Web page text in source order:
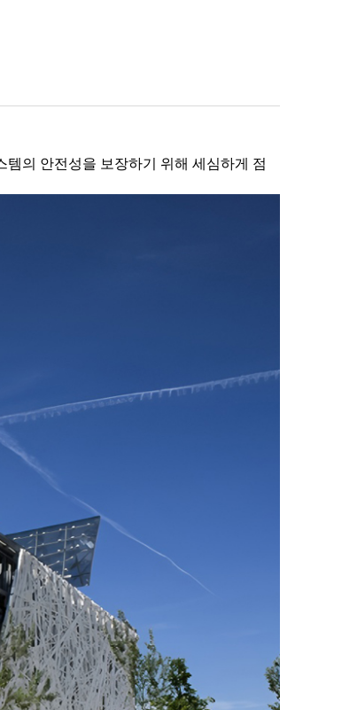
의 안전성을 보장하기 위해 세심하게 점